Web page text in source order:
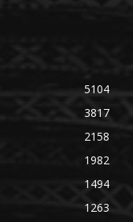
5104
3817
2158
1982
1494
1263